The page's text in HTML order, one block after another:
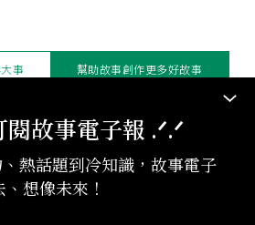
故事電子報 .ᐟ‪‪.ᐟ
熱話題到冷知識，故事電子
想像未來！
版權聲明與轉載規範
：contact@storystudio.tw
事 幫助故事創作更多好故事